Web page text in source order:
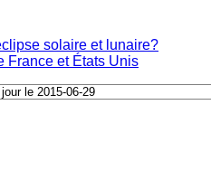
solaire et lunaire?
France et États Unis
le 2015-06-29